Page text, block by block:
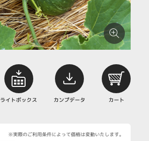
ライトボックス カンプデータ カート
※実際のご利用条件によって価格は変動いたします。